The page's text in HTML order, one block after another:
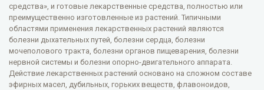
средства», и готовые лекарственные средства, полностью или
преимущественно изготовленные из растений. Типичными
областями применения лекарственных растений являются
болезни дыхательных путей, болезни сердца, болезни
мочеполового тракта, болезни органов пищеварения, болезни
нервной системы и болезни опорно-двигательного аппарата.
Действие лекарственных растений основано на сложном составе
эфирных масел, дубильных, горьких веществ, флавоноидов,